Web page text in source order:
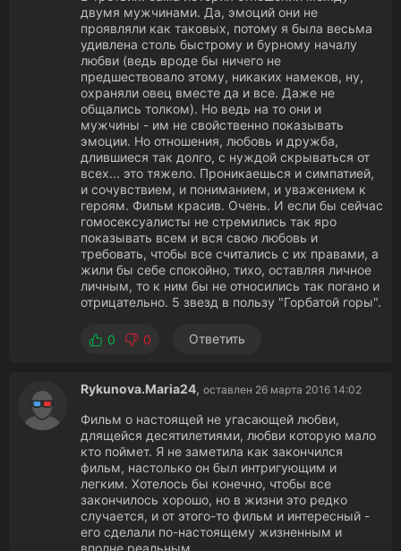
двумя мужчинами. Да, эмоций они не
проявляли как таковых, потому я была весьма
удивлена столь быстрому и бурному началу
любви (ведь вроде бы ничего не
предшествовало этому, никаких намеков, ну,
охраняли овец вместе да и все. Даже не
общались толком). Но ведь на то они и
мужчины - им не свойственно показывать
эмоции. Но отношения, любовь и дружба,
длившиеся так долго, с нуждой скрываться от
всех... это тяжело. Проникаешься и симпатией,
и сочувствием, и пониманием, и уважением к
героям. Фильм красив. Очень. И если бы сейчас
гомосексуалисты не стремились так яро
показывать всем и вся свою любовь и
требовать, чтобы все считались с их правами, а
жили бы себе спокойно, тихо, оставляя личное
личным, то к ним бы не относились так погано и
отрицательно. 5 звезд в пользу "Горбатой горы".
0 0 Ответить
Rykunova.Maria24, оставлен 26 марта 2016 14:02
Фильм о настоящей не угасающей любви,
длящейся десятилетиями, любви которую мало
кто поймет. Я не заметила как закончился
фильм, настолько он был интригующим и
легким. Хотелось бы конечно, чтобы все
закончилось хорошо, но в жизни это редко
случается, и от этого-то фильм и интересный -
его сделали по-настоящему жизненным и
вполне реальным.